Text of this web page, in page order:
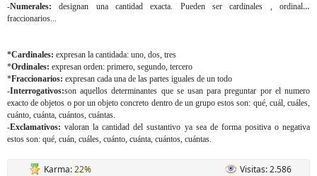
-Numerales:designan una cantidad exacta. Pueden ser cardinales , ordinales
fraccionarios...
*Cardinales: expresan la cantidada: uno, dos, tres
*Ordinales: expresan orden: primero, segundo, tercero
*Fraccionarios: expresan cada una de las partes iguales de un todo
-Interrogativos:son aquellos determinantes que se usan para preguntar por el numero
exacto de objetos o por un objeto concreto dentro de un grupo estos son: qué, cuál, cuáles,
cuánto, cuánta, cuántos, cuántas.
-Exclamativos: valoran la cantidad del sustantivo ya sea de forma positiva o negativa
estos son: qué, cuán, cuáles, cuánto, cuánta, cuántos, cuántas.
Karma:22% Visitas: 2.586